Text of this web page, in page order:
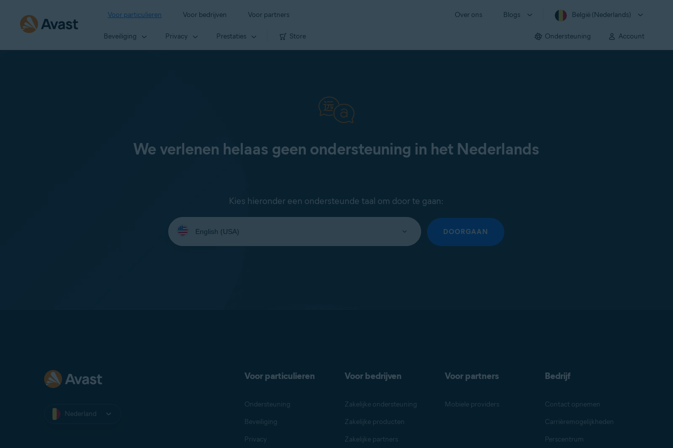
Voor particulieren Voor bedrijven Voor partners Over ons Blogs België (Nederlands)
Beveiliging Privacy Prestaties Store Ondersteuning Account
We verlenen helaas geen ondersteuning in het Nederlands
Kies hieronder een ondersteunde taal om door te gaan:
Selecteer
uw
taal:
DOORGAAN
Nederland
Voor particulieren
Ondersteuning
Beveiliging
Privacy
Voor bedrijven
Zakelijke ondersteuning
Zakelijke producten
Zakelijke partners
Voor partners
Mobiele providers
Bedrijf
Contact opnemen
Carrièremogelijkheden
Perscentrum